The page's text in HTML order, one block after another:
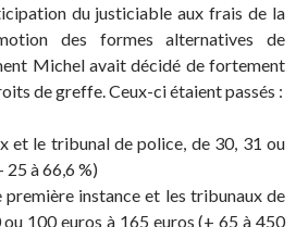
du justiciable aux frais de la
des formes alternatives de
Michel avait décidé de fortement
de greffe. Ceux-ci étaient passés :
et le tribunal de police, de 30, 31 ou
25 à 66,6 %)
instance et les tribunaux de
ou 100 euros à 165 euros (+ 65 à 450